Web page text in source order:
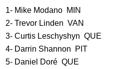
1- Mike Modano MIN
2- Trevor Linden VAN
3- Curtis Leschyshyn QUE
4- Darrin Shannon
PIT
5- Daniel Doré QUE